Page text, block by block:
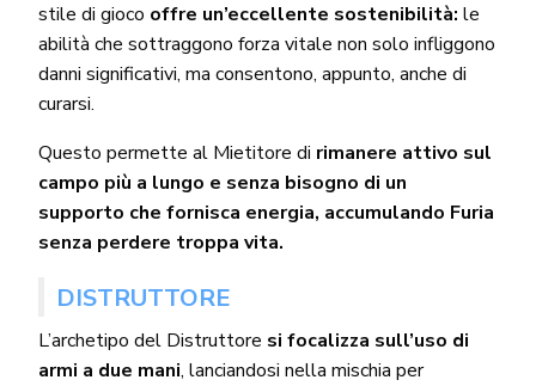
stile di gioco offre un’eccellente sostenibilità: le
abilità che sottraggono forza vitale non solo infliggono
danni significativi, ma consentono, appunto, anche di
curarsi.
Questo permette al Mietitore di rimanere attivo sul
campo più a lungo e senza bisogno di un
supporto che fornisca energia, accumulando Furia
senza perdere troppa vita.
DISTRUTTORE
L’archetipo del Distruttore si focalizza sull’uso di
armi a due mani, lanciandosi nella mischia per